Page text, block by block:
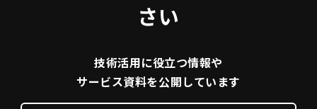
さい
技術活用に役立つ情報や
サービス資料を公開しています